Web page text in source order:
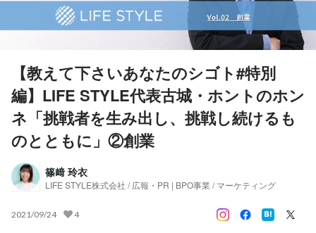
【教えて下さいあなたのシゴト#特別
編】LIFE STYLE代表古城・ホントのホン
ネ「挑戦者を生み出し、挑戦し続けるも
のとともに」②創業
篠﨑 玲衣
LIFE STYLE株式会社 / 広報・PR | BPO事業 / マーケティング
2021/09/24 4